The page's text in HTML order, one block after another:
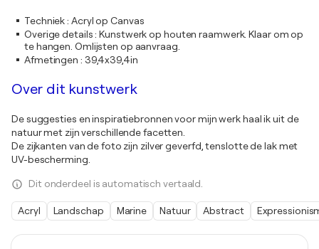
Techniek: Acryl op Canvas
Overige details:Kunstwerk op houten raamwerk. Klaar om op
te hangen. Omlijsten op aanvraag.
Afmetingen : 39,4x39,4in
Over dit kunstwerk
De suggesties en inspiratiebronnen voor mijn werk haal ik uit de
natuur met zijn verschillende facetten.
De zijkanten van de foto zijn zilver geverfd, tenslotte de lak met
UV-bescherming.
Dit onderdeel is automatisch vertaald.
Acryl Landschap Marine Natuur Abstract